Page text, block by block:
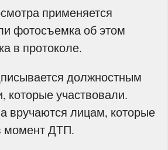
применяется
фотосъемка об этом
в протоколе.
должностным
которые участвовали.
вручаются лицам, которые
момент ДТП.